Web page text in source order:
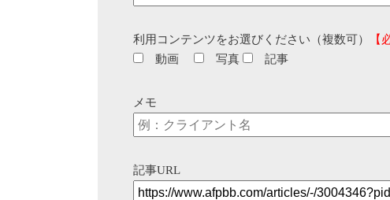
利用コンテンツをお選びください（複数可）
【
動画
写真 記事
メモ
記事URL